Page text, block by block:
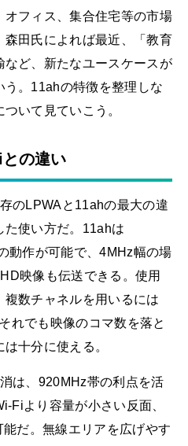
オフィス、集合住宅等の市場
森田氏によれば最近、「教育
ど、新たなユースケースが
。11ahの特徴を整理しな
いて見ていこう。
の違い
のLPWAと11ahの最大の違
た使い方だ。11ahは
動作が可能で、4MHz幅の場
映像も伝送できる。使用
数チャネルを用いるには
れでも映像のコマ数を落と
十分に使える。
は、920MHz帯の利点を活
Fiより容量が小さい反面、
だ。無線エリアを広げやす